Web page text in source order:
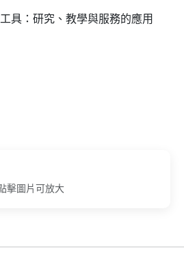
具：研究、教學與服務的應用
擊圖片可放大